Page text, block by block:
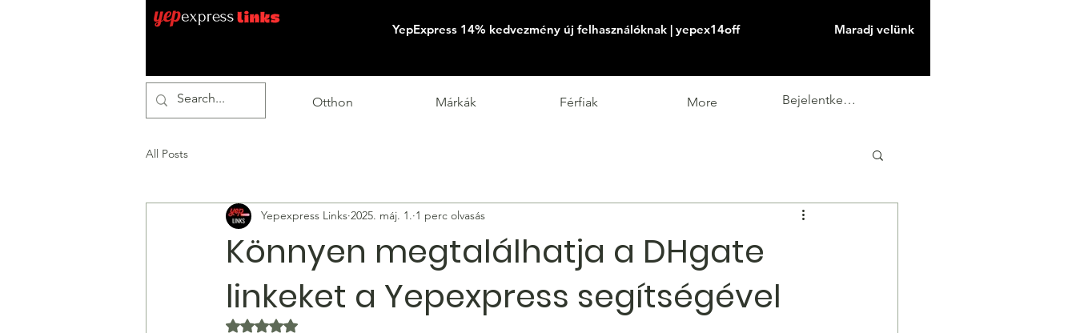
YepExpress 14% kedvezmény új felhasználóknak | yepex14off Maradj velünk
Otthon Márkák Férfiak More Bejelentkezés
All Posts
Könnyen megtalálhatja a DHgate
linkeket a Yepexpress segítségével
Yepexpress Links 2025. máj. 1. 1 perc olvasás
NaN csillagot kapott az 5-ből.